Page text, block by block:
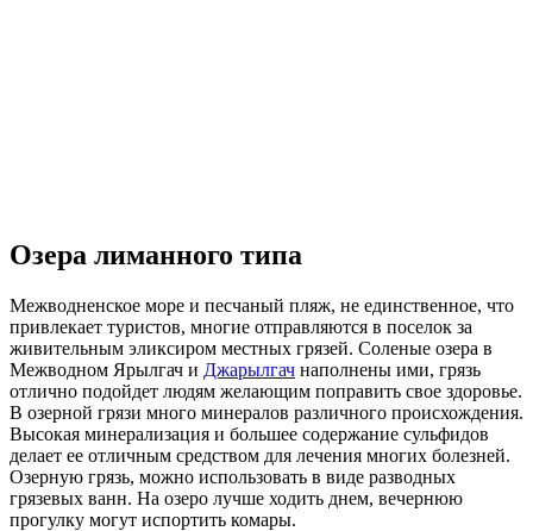
Озера лиманного типа
Межводненское море и песчаный пляж, не единственное, что
привлекает туристов, многие отправляются в поселок за
живительным эликсиром местных грязей. Соленые озера в
Межводном Ярылгач и Джарылгач наполнены ими, грязь
отлично подойдет людям желающим поправить свое здоровье.
В озерной грязи много минералов различного происхождения.
Высокая минерализация и большее содержание сульфидов
делает ее отличным средством для лечения многих болезней.
Озерную грязь, можно использовать в виде разводных
грязевых ванн. На озеро лучше ходить днем, вечернюю
прогулку могут испортить комары.